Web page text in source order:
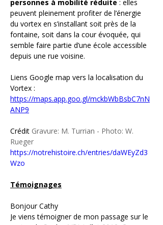
personnes à mobilité réduite : elles
peuvent pleinement profiter de l’énergie
du vortex en s’installant soit près de la
fontaine, soit dans la cour évoquée, qui
semble faire partie d’une école accessible
depuis une rue voisine.
Liens Google map vers la localisation du
Vortex :
https://maps.app.goo.gl/mckbWbBsbC7nN
ANP9
Crédit Gravure: M. Turrian - Photo: W.
Rueger
https://notrehistoire.ch/entries/daWEyZd3
Wzo
Témoignages
Bonjour Cathy
Je viens témoigner de mon passage sur le